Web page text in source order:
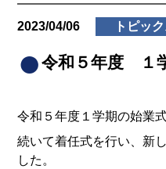
2023/04/06 トピッ
令和５年度 １
令和５年度１学期の始業
続いて着任式を行い、新
した。